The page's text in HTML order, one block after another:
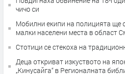
чичо си
Мобилни екипи на полицията ще
малки населени места в област
Стотици се стекоха на
Деца откриват изкуството на
„Кинусайга“ в Регионалната